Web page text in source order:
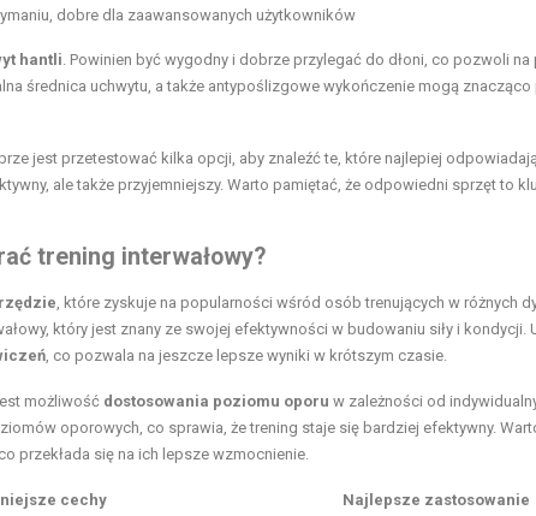
dobre dla zaawansowanych użytkowników
hantli. Powinien być wygodny i dobrze przylegać do dłoni, co pozwoli
średnica uchwytu, a także antypoślizgowe wykończenie mogą
jest przetestować kilka opcji, aby znaleźć te, które najlepiej
ale także przyjemniejszy. Warto pamiętać, że odpowiedni sprzęt to
trening interwałowy?
, które zyskuje na popularności wśród osób trenujących w różnych
który jest znany ze swojej efektywności w budowaniu siły i kondycji.
, co pozwala na jeszcze lepsze wyniki w krótszym czasie.
możliwość dostosowania poziomu oporu w zależności od
oporowych, co sprawia, że trening staje się bardziej efektywny.
przekłada się na ich lepsze wzmocnienie.
cechy
Najlepsze zastosowanie